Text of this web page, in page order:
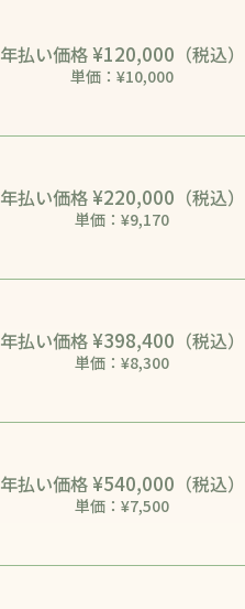
年払い価格¥120,000 （税込）
単価：¥10,000
年払い価格¥220,000 （税込）
単価：¥9,170
年払い価格¥398,400 （税込）
単価：¥8,300
年払い価格¥540,000 （税込）
単価：¥7,500